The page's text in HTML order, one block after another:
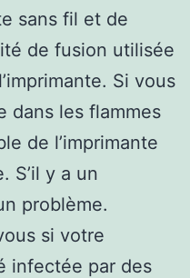
sans fil et de
de fusion utilisée
Si vous
dans les flammes
de l’imprimante
S’il y a un
problème.
si votre
infectée par des